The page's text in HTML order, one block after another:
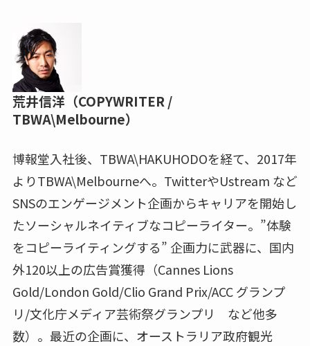
荒井信洋（COPYWRITER /
TBWA\Melbourne）
博報堂入社後、TBWA\HAKUHODOを経て、2017年
よりTBWA\Melbourneへ。TwitterやUstream など
SNSのエンゲージメント企画からキャリアを開始し
たソーシャルネイティブなコピーライター。”体験
をコピーライティングする” 企画力に武器に、国内
外120以上の広告賞獲得（Cannes Lions
Gold/London Gold/Clio Grand Prix/ACC グランプ
リ/文化庁メディア芸術祭グランプリ など他多
数）。最近の企画に、オーストラリア政府観光